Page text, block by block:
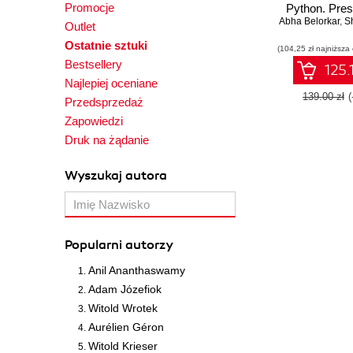
Promocje
Outlet
Ostatnie sztuki
Bestsellery
Najlepiej oceniane
Przedsprzedaż
Zapowiedzi
Druk na żądanie
Wyszukaj autora
Popularni autorzy
Anil Ananthaswamy
Adam Józefiok
Witold Wrotek
Aurélien Géron
Witold Krieser
Python.
data as an
Second
Abha Belorkar,
(104,25 zł
139.00 zł